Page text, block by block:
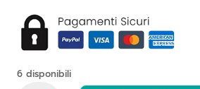
6 disponibili